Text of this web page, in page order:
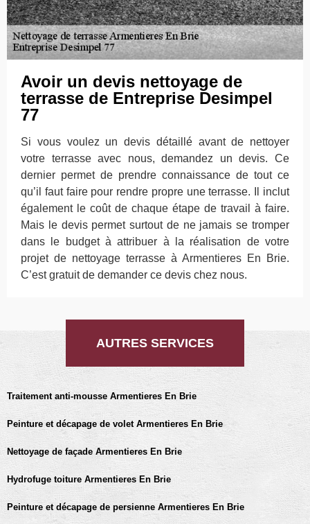
Avoir un devis nettoyage de
terrasse de Entreprise Desimpel
77
Si vous voulez un devis détaillé avant de nettoyer
votre terrasse avec nous, demandez un devis. Ce
dernier permet de prendre connaissance de tout ce
qu’il faut faire pour rendre propre une terrasse. Il inclut
également le coût de chaque étape de travail à faire.
Mais le devis permet surtout de ne jamais se tromper
dans le budget à attribuer à la réalisation de votre
projet de nettoyage terrasse à Armentieres En Brie.
C’est gratuit de demander ce devis chez nous.
AUTRES SERVICES
Traitement anti-mousse Armentieres En Brie
Peinture et décapage de volet Armentieres En Brie
Nettoyage de façade Armentieres En Brie
Hydrofuge toiture Armentieres En Brie
Peinture et décapage de persienne Armentieres En Brie